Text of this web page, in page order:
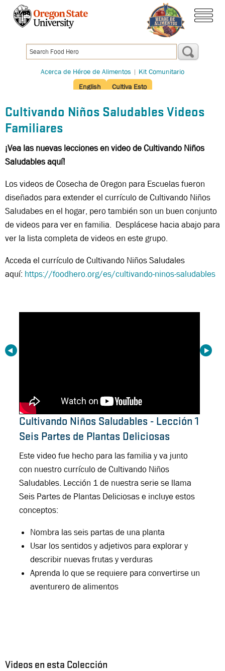
Pasar
principal
Acerca de Héroe de Alimentos | Kit Comunitario
English
Cultiva Esto
Cultivando Niños Saludables Videos
Familiares
¡Vea las nuevas lecciones en video de Cultivando Niños
Saludables aquí!
Los videos de Cosecha de Oregon para Escuelas fueron
diseñados para extender el currículo de Cultivando Niños
Saludabes en el hogar, pero también son un buen conjunto
de videos para ver en familia. Desplácese hacia abajo para
ver la lista completa de videos en este grupo.
Acceda el currículo de Cultivando Niños Saludales
aquí: https://foodhero.org/es/cultivando-ninos-saludables
Cultivando Niños Saludables - Lección 1
Seis Partes de Plantas Deliciosas
Este video fue hecho para las familia y va junto
con nuestrocurrículode Cultivando Niños
Saludables. Lección 1 de nuestra serie se llama
Seis Partes de Plantas Deliciosas e incluye estos
conceptos:
Nombra las seis partas de una planta
Usar los sentidos y adjetivos para explorar y
describir nuevas frutas y verduras
Aprenda lo que se requiere para convertirse un
aventurero de alimentos
Videos en esta Colección